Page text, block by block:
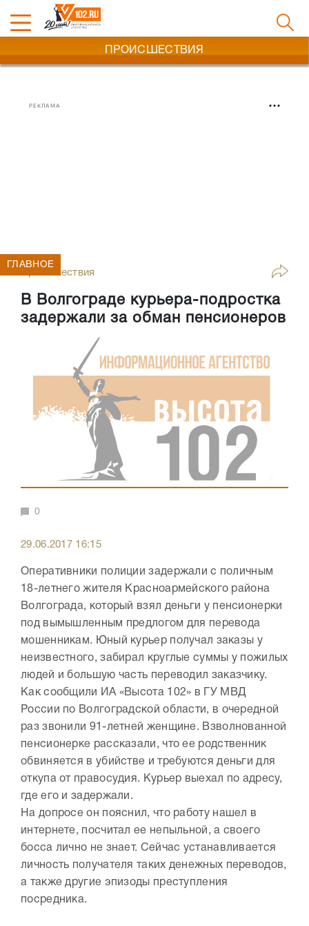
ПРОИСШЕСТВИЯ
РЕКЛАМА
Происшествия
В Волгограде курьера-подростка
задержали за обман пенсионеров
ГЛАВНОЕ
0
29.06.2017 16:15
Оперативники полиции задержали с поличным
18-летнего жителя Красноармейского района
Волгограда, который взял деньги у пенсионерки
под вымышленным предлогом для перевода
мошенникам. Юный курьер получал заказы у
неизвестного, забирал круглые суммы у пожилых
людей и большую часть переводил заказчику.
Как сообщили ИА «Высота 102» в ГУ МВД
России по Волгоградской области, в очередной
раз звонили 91-летней женщине. Взволнованной
пенсионерке рассказали, что ее родственник
обвиняется в убийстве и требуются деньги для
откупа от правосудия. Курьер выехал по адресу,
где его и задержали.
На допросе он пояснил, что работу нашел в
интернете, посчитал ее непыльной, а своего
босса лично не знает. Сейчас устанавливается
личность получателя таких денежных переводов,
а также другие эпизоды преступления
посредника.